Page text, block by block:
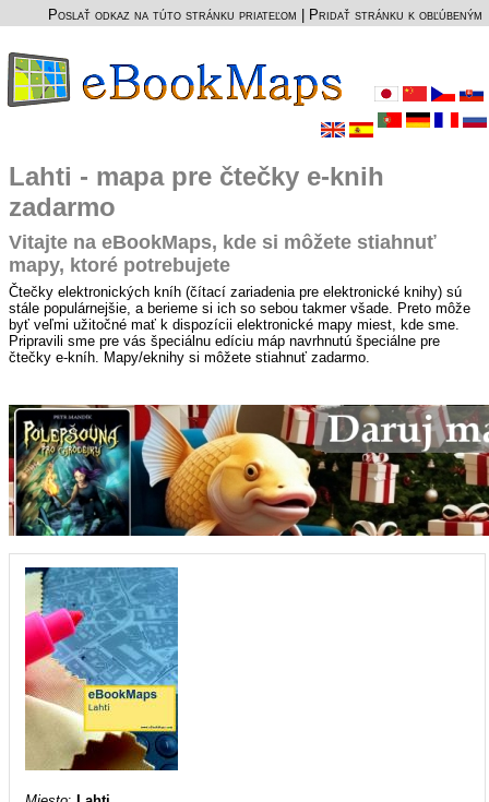
Poslať odkaz na túto stránku priateľom Pridať stránku k obľúbeným
Lahti - mapa pre čtečky e-knih
zadarmo
Vitajte na eBookMaps, kde si môžete stiahnuť
mapy, ktoré potrebujete
Čtečky elektronických kníh (čítací zariadenia pre elektronické knihy) sú
stále populárnejšie, a berieme si ich so sebou takmer všade. Preto môže
byť veľmi užitočné mať k dispozícii elektronické mapy miest, kde sme.
Pripravili sme pre vás špeciálnu edíciu máp navrhnutú špeciálne pre
čtečky e-kníh. Mapy/eknihy si môžete stiahnuť zadarmo.